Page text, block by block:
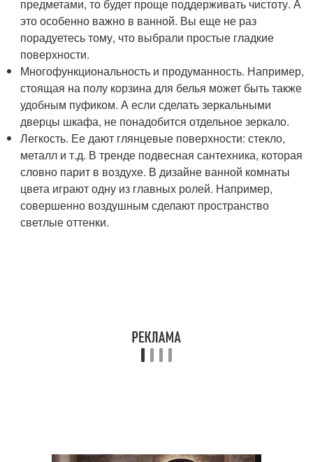
предметами, то будет проще поддерживать чистоту. А
это особенно важно в ванной. Вы еще не раз
порадуетесь тому, что выбрали простые гладкие
поверхности.
Многофункциональность и продуманность. Например,
стоящая на полу корзина для белья может быть также
удобным пуфиком. А если сделать зеркальными
дверцы шкафа, не понадобится отдельное зеркало.
Легкость. Ее дают глянцевые поверхности: стекло,
металл и т.д. В тренде подвесная сантехника, которая
словно парит в воздухе. В дизайне ванной комнаты
цвета играют одну из главных ролей. Например,
совершенно воздушным сделают пространство
светлые оттенки.